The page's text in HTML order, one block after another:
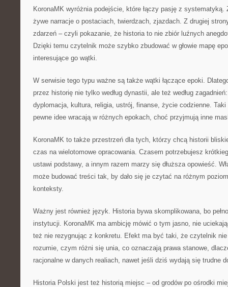
KoronaMK wyróżnia podejście, które łączy pasję z
żywe narracje o postaciach, twierdzach, zjazdach. Z drugiej
zdarzeń – czyli pokazanie, że historia to nie zbiór luźnych
Dzięki temu czytelnik może szybko zbudować w głowie mapę
interesujące go wątki.
W serwisie tego typu ważne są także wątki łączące epoki.
przez historię nie tylko według dynastii, ale też według
dyplomacja, kultura, religia, ustrój, finanse, życie codzienne. Taki
pewne idee wracają w różnych epokach, choć przyjmują inne
KoronaMK to także przestrzeń dla tych, którzy chcą historii
czas na wielotomowe opracowania. Czasem potrzebujesz
ustawi podstawy, a innym razem marzy się dłuższa opowieść.
może budować treści tak, by dało się je czytać na różnym
konteksty.
Ważny jest również język. Historia bywa skomplikowana, bo
instytucji. KoronaMK ma ambicję mówić o tym jasno, nie
też nie rezygnując z konkretu. Efekt ma być taki, że czytelnik
rozumie, czym różni się unia, co oznaczają prawa stanowe,
racjonalne w danych realiach, nawet jeśli dziś wydają się trudne
Historia Polski jest też historią miejsc – od grodów po ośrodki